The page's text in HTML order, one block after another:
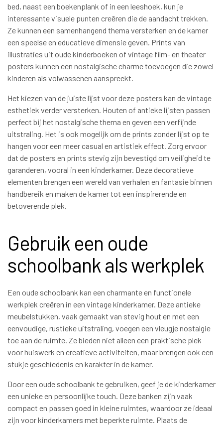
bed, naast een boekenplank of in een leeshoek, kun je
interessante visuele punten creëren die de aandacht trekken.
Ze kunnen een samenhangend thema versterken en de kamer
een speelse en educatieve dimensie geven. Prints van
illustraties uit oude kinderboeken of vintage film- en theater
posters kunnen een nostalgische charme toevoegen die zowel
kinderen als volwassenen aanspreekt.
Het kiezen van de juiste lijst voor deze posters kan de vintage
esthetiek verder versterken. Houten of antieke lijsten passen
perfect bij het nostalgische thema en geven een verfijnde
uitstraling. Het is ook mogelijk om de prints zonder lijst op te
hangen voor een meer casual en artistiek effect. Zorg ervoor
dat de posters en prints stevig zijn bevestigd om veiligheid te
garanderen, vooral in een kinderkamer. Deze decoratieve
elementen brengen een wereld van verhalen en fantasie binnen
handbereik en maken de kamer tot een inspirerende en
betoverende plek.
Gebruik een oude
schoolbank als werkplek
Een oude schoolbank kan een charmante en functionele
werkplek creëren in een vintage kinderkamer. Deze antieke
meubelstukken, vaak gemaakt van stevig hout en met een
eenvoudige, rustieke uitstraling, voegen een vleugje nostalgie
toe aan de ruimte. Ze bieden niet alleen een praktische plek
voor huiswerk en creatieve activiteiten, maar brengen ook een
stukje geschiedenis en karakter in de kamer.
Door een oude schoolbank te gebruiken, geef je de kinderkamer
een unieke en persoonlijke touch. Deze banken zijn vaak
compact en passen goed in kleine ruimtes, waardoor ze ideaal
zijn voor kinderkamers met beperkte ruimte. Plaats de